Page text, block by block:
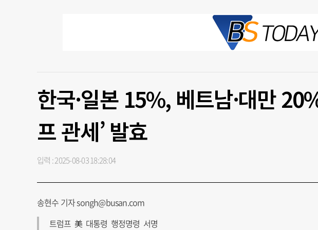
한국·일본 15%, 베트남·대만
프 관세’ 발효
입력 : 2025-08-03 18:28:04
송현수 기자 songh@busan.com
트럼프 美 대통령 행정명령 서명